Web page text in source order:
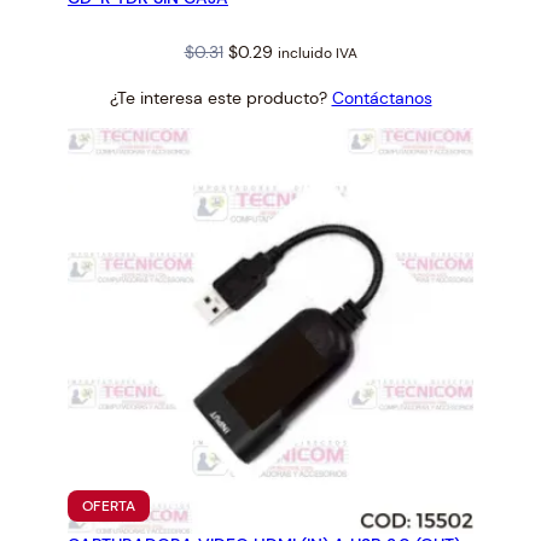
$0.31 Original
was:
$0.29Current
is:
incluido IVA
¿Te interesa este producto? Contáctanos
OFERTAPRODUCTO
EN